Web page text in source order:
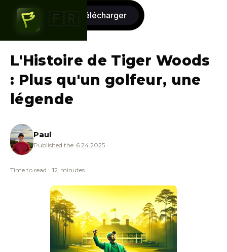
🇫🇷
L'Histoire de Tiger Woods
: Plus qu'un golfeur, une
légende
Paul
Published the 6.24.2025
Time to read : 12 minutes
commencer
gratuitement
télécharger